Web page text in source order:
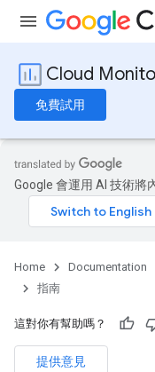
Cloud
免費試用
Google 會運用 AI 技術將
Home Documentation
指南
這對你有幫助嗎？
提供意見